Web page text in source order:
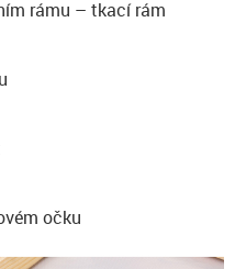
rámu – tkací rám
očku